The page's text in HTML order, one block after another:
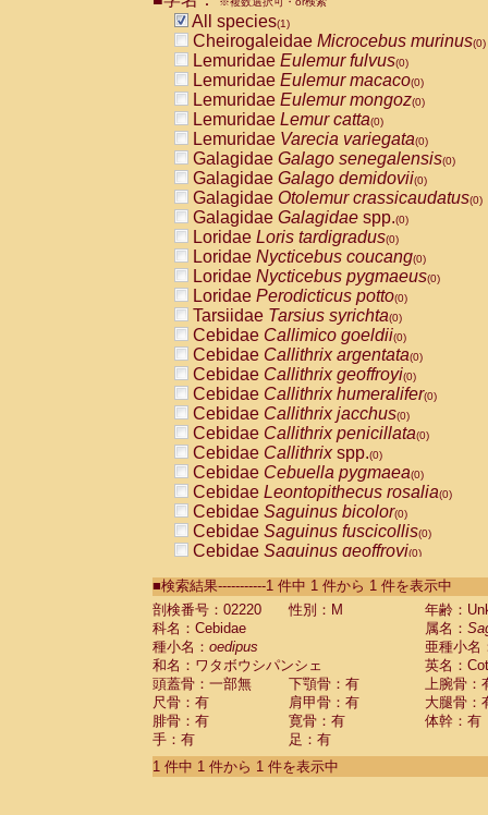
All species(1)
Cheirogaleidae Microcebus murinus(0)
Lemuridae Eulemur fulvus(0)
Lemuridae Eulemur macaco(0)
Lemuridae Eulemur mongoz(0)
Lemuridae Lemur catta(0)
Lemuridae Varecia variegata(0)
Galagidae Galago senegalensis(0)
Galagidae Galago demidovii(0)
Galagidae Otolemur crassicaudatus(0)
Galagidae Galagidae spp.(0)
Loridae Loris tardigradus(0)
Loridae Nycticebus coucang(0)
Loridae Nycticebus pygmaeus(0)
Loridae Perodicticus potto(0)
Tarsiidae Tarsius syrichta(0)
Cebidae Callimico goeldii(0)
Cebidae Callithrix argentata(0)
Cebidae Callithrix geoffroyi(0)
Cebidae Callithrix humeralifer(0)
Cebidae Callithrix jacchus(0)
Cebidae Callithrix penicillata(0)
Cebidae Callithrixspp.(0)
Cebidae Cebuella pygmaea(0)
Cebidae Leontopithecus rosalia(0)
Cebidae Saguinus bicolor(0)
Cebidae Saguinus fuscicollis(0)
Cebidae Saguinus geoffroyi(0)
CebidaeSaguinus labiatus(0)
Cebidae Saguinus leucopus (0)
Cebidae
Cebidae
CebidaeSaguinus nigricollis (0)
Cebidae Saguinus oedipus
Cebidae Saguinus weddelli
Cebidae Saguinusspp.
Cebidae Aotus trivirgatus
Cebidae Cebus albifrons
■検索結果-----------1 件中 1 件から 1 件を表示中
剖検番号：02220
性別：M
年齢：
科名：Cebidae
属名：
種小名： oedipus
亜種小名
和名：ワタボウシパンシェ
英名：
頭蓋骨：一部無
下顎骨：有
上腕骨：
尺骨：有
肩甲骨：有
大腿骨：
腓骨：有
寛骨：有
体幹：有
手：有
足：有
1 件中 1 件から 1 件を表示中